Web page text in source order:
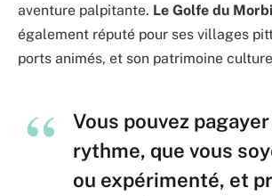
aventure palpitante. Le Golfe du
également réputé pour ses villages
ports animés, et son patrimoine
Vous pouvez
rythme, que vous
ou expérimenté, et